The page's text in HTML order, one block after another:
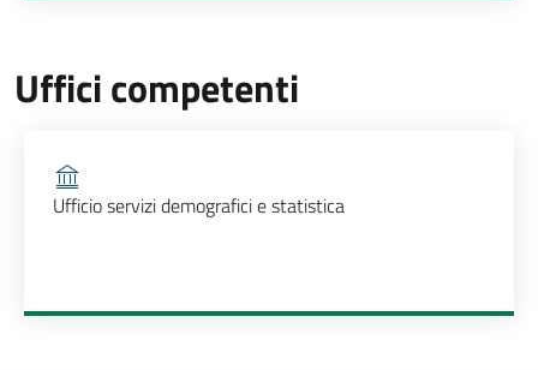
Uffici competenti
Ufficio competente
Ufficio servizi demografici e statistica